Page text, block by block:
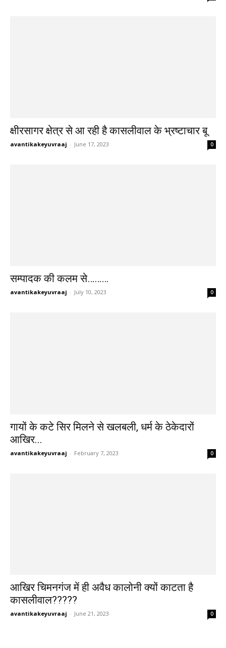
क्षीरसागर क्षेत्र से आ रही है कासलीवाल के भ्रष्टाचार बू
avantikakeyuvraaj - June 17, 2023 0
सम्पादक की कलम से………
avantikakeyuvraaj - July 10, 2023 0
गायों के कटे सिर मिलने से खलबली, धर्म के ठेकेदारों
आखिर...
avantikakeyuvraaj - February 7, 2023 0
आखिर चिमनगंज में ही अवैध कालोनी क्यों काटता है
कासलीवाल?????
avantikakeyuvraaj - June 21, 2023 0